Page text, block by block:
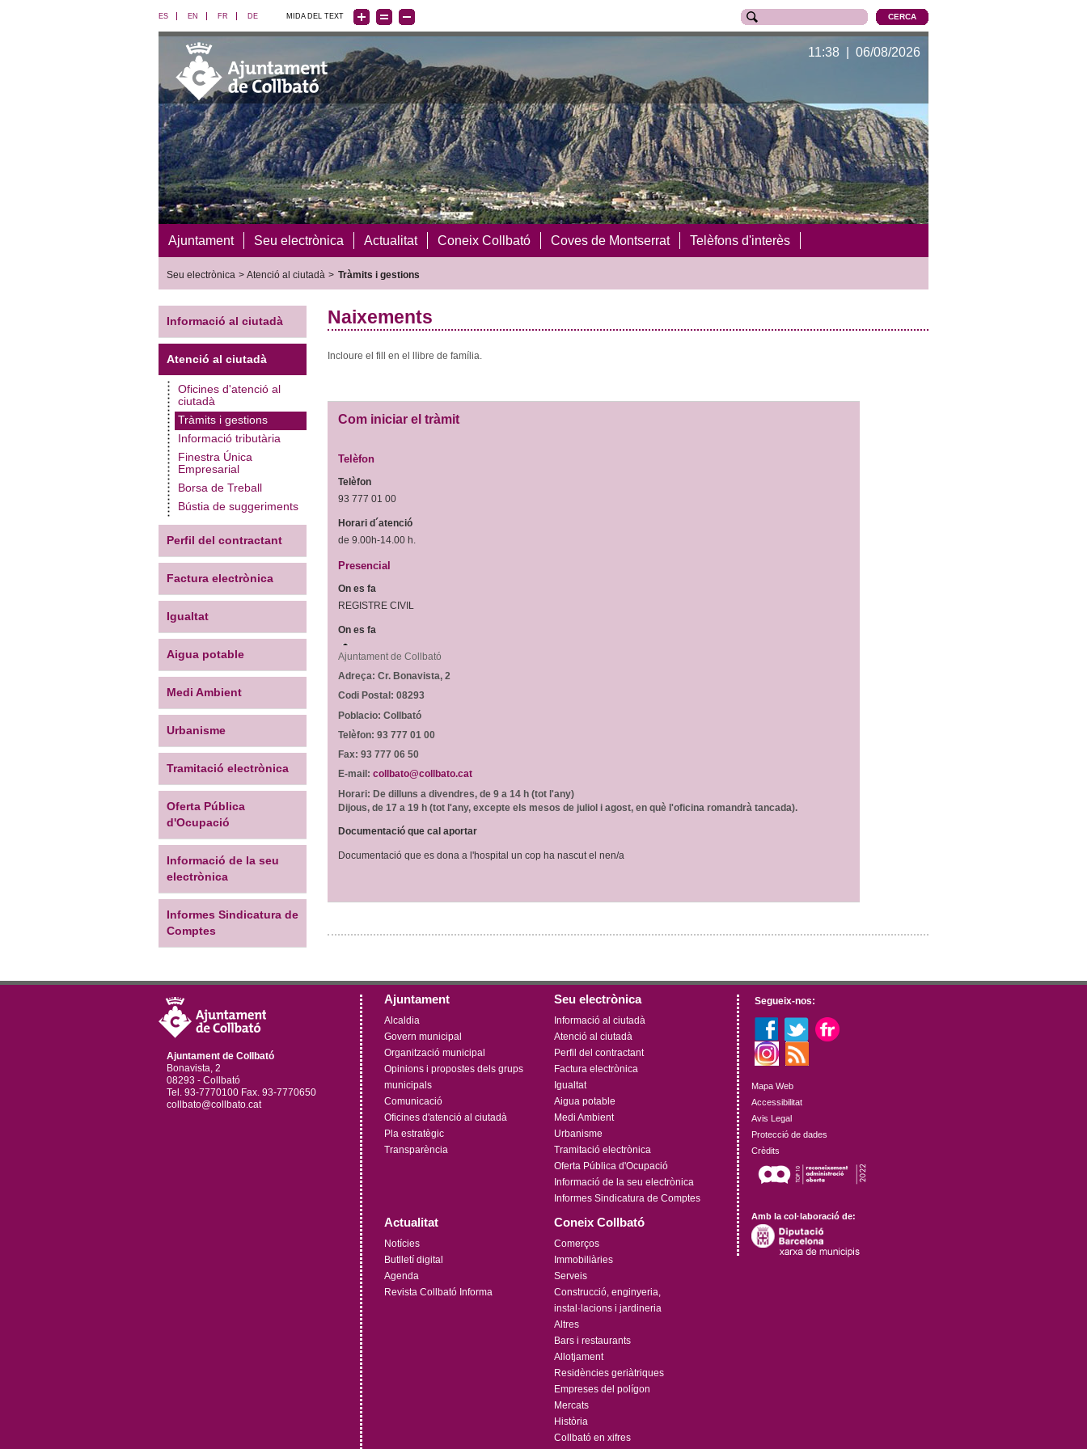
ES EN FR DE MIDA DEL TEXT
11:38 | 06/08/2026
Ajuntament Seu electrònica Actualitat Coneix Collbató Coves de Montserrat Telèfons d'interès
Seu electrònica > Atenció al ciutadà > Tràmits i gestions
Informació al ciutadà
Atenció al ciutadà
Oficines d'atenció al
ciutadà
Tràmits i gestions
Informació tributària
Finestra Única
Empresarial
Borsa de Treball
Bústia de suggeriments
Perfil del contractant
Factura electrònica
Igualtat
Aigua potable
Medi Ambient
Urbanisme
Tramitació electrònica
Oferta Pública
d'Ocupació
Informació de la seu
electrònica
Informes Sindicatura de
Comptes
Naixements
Incloure el fill en el llibre de família.
Com iniciar el tràmit
Telèfon
Telèfon
93 777 01 00
Horari d´atenció
de 9.00h-14.00 h.
Presencial
On es fa
REGISTRE CIVIL
On es fa
Ajuntament de Collbató
Adreça: Cr. Bonavista, 2
Codi Postal: 08293
Poblacio: Collbató
Telèfon: 93 777 01 00
Fax: 93 777 06 50
E-mail: collbato@collbato.cat
Horari: De dilluns a divendres, de 9 a 14 h (tot l'any)
Dijous, de 17 a 19 h (tot l'any, excepte els mesos de juliol i agost, en què l'oficina romandrà tancada).
Documentació que cal aportar
Documentació que es dona a l'hospital un cop ha nascut el nen/a
Ajuntament de Collbató
Bonavista, 2
08293 - Collbató
Tel. 93-7770100 Fax. 93-7770650
collbato@collbato.cat
Ajuntament
Alcaldia
Govern municipal
Organització municipal
Opinions i propostes dels grups
municipals
Comunicació
Oficines d'atenció al ciutadà
Pla estratègic
Transparència
Seu electrònica
Informació al ciutadà
Atenció al ciutadà
Perfil del contractant
Factura electrònica
Igualtat
Aigua potable
Medi Ambient
Urbanisme
Tramitació electrònica
Oferta Pública d'Ocupació
Informació de la seu electrònica
Informes Sindicatura de Comptes
Actualitat
Notícies
Butlletí digital
Agenda
Revista Collbató Informa
Coneix Collbató
Comerços
Immobiliàries
Serveis
Construcció, enginyeria,
instal·lacions i jardineria
Altres
Bars i restaurants
Allotjament
Residències geriàtriques
Empreses del polígon
Mercats
Història
Collbató en xifres
Segueix-nos:
Mapa Web
Accessibilitat
Avis Legal
Protecció de dades
Crèdits
Amb la col·laboració de: